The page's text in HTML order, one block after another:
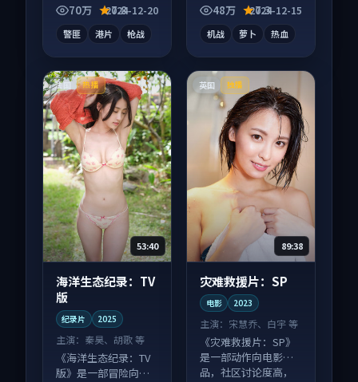
高，适合配弹幕观
70万 7.8
2024-12-20
警匪 港片 枪战
息量大，适合沉浸式
48万 7.3
2024-12-15
机战 萝卜 热血
法国 热播
53:40
海洋生态纪录：TV
版
纪录片 2025
主演： 秦昊、胡歌 等
《海洋生态纪录：TV
版》是一部冒险向纪
英国 独播
89:38
灾难救援片：SP
电影 2023
主演： 宋慧乔、白宇 等
《灾难救援片：SP》
是一部动作向电影作
品，社区讨论度高，